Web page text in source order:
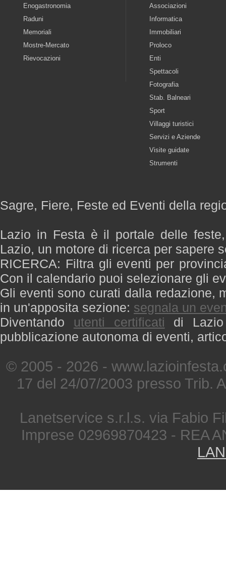
Enogastronomia
Raduni
Memoriali
Mostre-Mercato
Rievocazioni
Associazioni
Informatica
Immobiliari
Proloco
Enti
Spettacoli
Fotografia
Stab. Balneari
Sport
Villaggi turistici
Servizi e Aziende
Visite guidate
Strumenti
Sagre, Fiere, Feste ed Eventi della
Lazio in Festa è il portale delle
Lazio, un motore di ricerca per sapere
RICERCA: Filtra gli eventi per
Con il calendario puoi selezionare gli
Gli eventi sono curati dalla redazione,
in un'apposita sezione: segnala un
Diventando utenti certificati di
pubblicazione autonoma di eventi,
© 2005 - 2026 -
17 del 24/07/2003 presso Trib.
Lanetservice s.r.l.s. via Fabio
Imprese 02969870423 - REA